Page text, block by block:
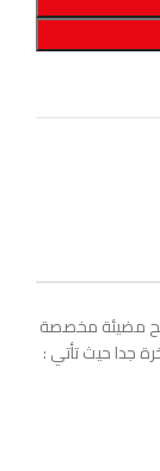
مضيئة مخصصة
جدا حيث تأتي :